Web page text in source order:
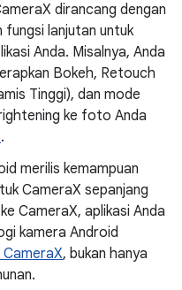
dirancang dengan
lanjutan untuk
Anda. Misalnya, Anda
Bokeh, Retouch
Tinggi), dan mode
ke foto Anda
.
merilis kemampuan
CameraX sepanjang
CameraX, aplikasi Anda
kamera Android
, bukan hanya